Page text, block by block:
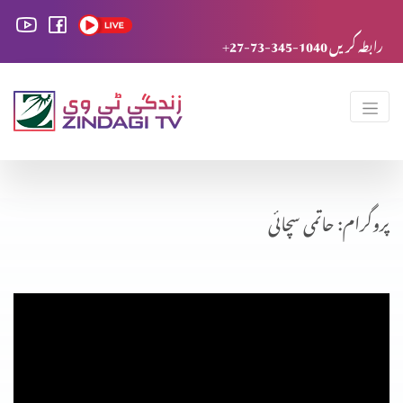
+27-73-345-1040 رابطہ کریں
پروگرام: حاتمی سچائی